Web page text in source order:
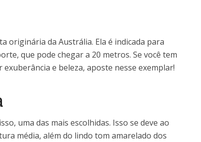
originária da Austrália. Ela é indicada para
que pode chegar a 20 metros. Se você tem
e beleza, aposte nesse exemplar!
uma das mais escolhidas. Isso se deve ao
média, além do lindo tom amarelado dos